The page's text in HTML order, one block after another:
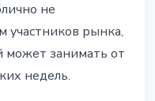
не
участников рынка,
занимать от
недель.